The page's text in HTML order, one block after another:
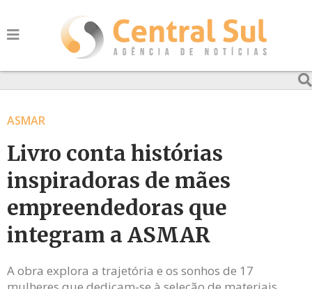
ASMAR
Livro conta histórias
inspiradoras de mães
empreendedoras que
integram a ASMAR
A obra explora a trajetória e os sonhos de 17